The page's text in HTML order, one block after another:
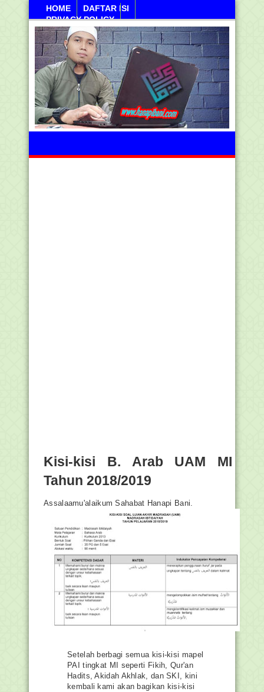
HOME
DAFTAR ISI
PRIVACY POLICY
Sabtu, 08 Agustus 2026
Kisi-kisi B. Arab UAM MI
Tahun 2018/2019
Assalaamu'alaikum Sahabat Hanapi Bani.
Setelah berbagi semua kisi-kisi mapel
PAI tingkat MI seperti Fikih, Qur'an
Hadits, Akidah Akhlak, dan SKI, kini
kembali kami akan bagikan kisi-kisi